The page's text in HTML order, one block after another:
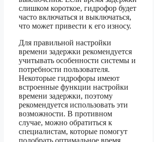
слишком короткое, гидрофор будет
часто включаться и выключаться,
что может привести к его износу.
Для правильной настройки
времени задержки рекомендуется
учитывать особенности системы и
потребности пользователя.
Некоторые гидрофоры имеют
встроенные функции настройки
времени задержки, поэтому
рекомендуется использовать эти
возможности. В противном
случае, можно обратиться к
специалистам, которые помогут
подобрать оптимальное время